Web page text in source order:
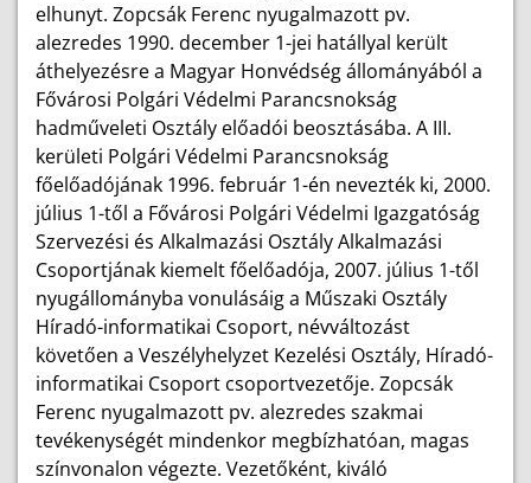
elhunyt. Zopcsák Ferenc nyugalmazott pv.
alezredes 1990. december 1-jei hatállyal került
áthelyezésre a Magyar Honvédség állományából a
Fővárosi Polgári Védelmi Parancsnokság
hadműveleti Osztály előadói beosztásába. A III.
kerületi Polgári Védelmi Parancsnokság
főelőadójának 1996. február 1-én nevezték ki, 2000.
július 1-től a Fővárosi Polgári Védelmi Igazgatóság
Szervezési és Alkalmazási Osztály Alkalmazási
Csoportjának kiemelt főelőadója, 2007. július 1-től
nyugállományba vonulásáig a Műszaki Osztály
Híradó-informatikai Csoport, névváltozást
követően a Veszélyhelyzet Kezelési Osztály, Híradó-
informatikai Csoport csoportvezetője. Zopcsák
Ferenc nyugalmazott pv. alezredes szakmai
tevékenységét mindenkor megbízhatóan, magas
színvonalon végezte. Vezetőként, kiváló